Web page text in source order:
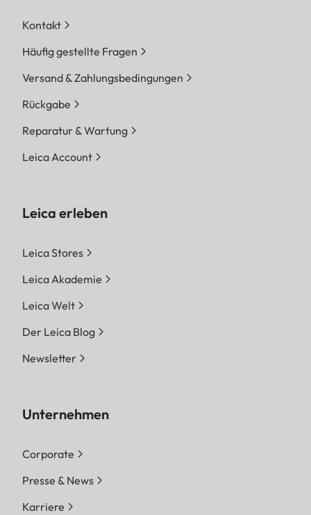
Kontakt
Häufig gestellte Fragen
Versand & Zahlungsbedingungen
Rückgabe
Reparatur & Wartung
Leica Account
Leica erleben
Leica Stores
Leica Akademie
Leica Welt
Der Leica Blog
Newsletter
Unternehmen
Corporate
Presse & News
Karriere